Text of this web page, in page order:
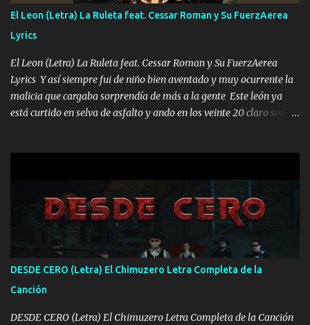
FALTA UN HERMANO DE CLAVE ERA EL 24 SIEMPRE FUE UN
HOMBRE VALIENTE POR ALGO M'URIÓ PELEAND0 SIEMPRE
VIO POR LA FAMILIA PARA QUE SIGA EL LEGADO Es el DOS de
los HERMANOS un cerebro inteligente y com...
El Leon (Letra) La Ruleta feat. Cessar Roman y Su FuerzAerea
Lyrics
El Leon (Letra) La Ruleta feat. Cessar Roman y Su FuerzAerea
Lyrics Y así siempre fui de niño bien aventado y muy ocurrente la
malicia que cargaba sorprendía de más a la gente Este león ya
está curtido en selva de asfalto y ando en los veinte 20 claro son
pa más pues hay charola les voy a dar hasta topar pues no hay de
otra Música Surcando bien mi camino voy por mi línea no veo a
los lados aquel que no corre vuela no se me duerm voy chicoteado
Ya pasé varias hazañas ya tienen rato que me agarran el colmillo
de este León los estatales no sé esperaron Al tiro esta la PrimiZa
también la nueve que cargo al lado doy la mano al que su amigo y
al traicionero damos pa abajo Y No me paran aquí hay pa más
pues hay charola les voy a dar hasta topar pues no hay de otra...
DESDE CERO (Letra) El Chimuzero Letra Completa de la
Canción
DESDE CERO (Letra) El Chimuzero Letra Completa de la Canción